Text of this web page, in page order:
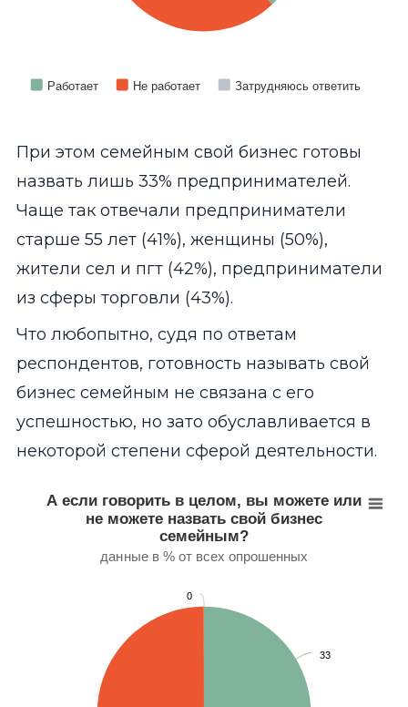
Работает Не работает Затрудняюсь ответить
При этом семейным свой бизнес готовы
назвать лишь 33% предпринимателей.
Чаще так отвечали предприниматели
старше 55 лет (41%), женщины (50%),
жители сел и пгт (42%), предприниматели
из сферы торговли (43%).
Что любопытно, судя по ответам
респондентов, готовность называть свой
бизнес семейным не связана с его
успешностью, но зато обуславливается в
некоторой степени сферой деятельности.
Pie chart with 3 slices.
данные в % от всех опрошенных
View as data table, А если говорить в целом, вы можете
А если говорить в целом, вы можете или
не можете назвать свой бизнес
семейным?
данные в % от всех опрошенных
33
0